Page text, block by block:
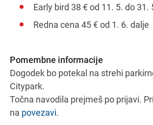
Early bird 38 € od 11. 5. do 31.
Redna cena 45 € od 1. 6. dalje
Pomembne informacije
Dogodek bo potekal na strehi
Citypark.
Točna navodila prejmeš po prijavi.
na povezavi.